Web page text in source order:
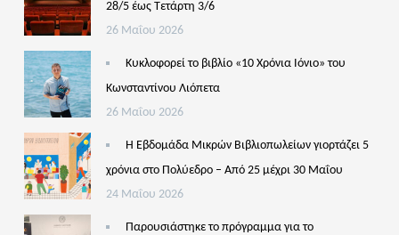
28/5 έως Τετάρτη 3/6
26 Μαΐου 2026
Κυκλοφορεί το βιβλίο «10 Χρόνια Ιόνιο» του
Κωνσταντίνου Λιόπετα
26 Μαΐου 2026
Η Εβδομάδα Μικρών Βιβλιοπωλείων γιορτάζει 5
χρόνια στο Πολύεδρο – Από 25 μέχρι 30 Μαΐου
24 Μαΐου 2026
Παρουσιάστηκε το πρόγραμμα για το